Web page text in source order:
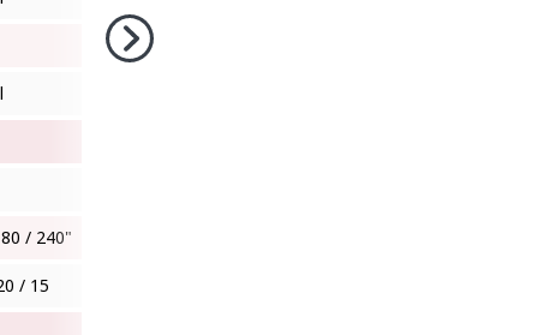
/ 240"
/ 15